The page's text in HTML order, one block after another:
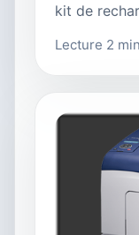
kit de
Lecture 2 min